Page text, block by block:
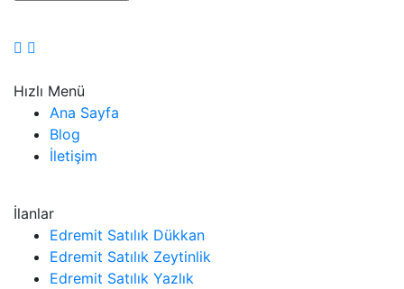
Hızlı Menü
Ana Sayfa
Blog
İletişim
İlanlar
Edremit Satılık Dükkan
Edremit Satılık Zeytinlik
Edremit Satılık Yazlık